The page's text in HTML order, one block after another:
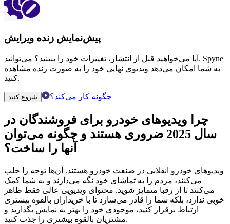
پیش‌نمایش زنده ویرایش
آیا می‌خواهید قبل از انتشار، تغییرات خود را ببینید؟ می‌توانید. Spyne
به شما امکان می‌دهد ویدیوی نهایی خود را به صورت زنده مشاهده
کنید.
شروع کنید چگونه کار می‌کند؟
چرا ویدیوهای خودرو برای فروشندگان در
سال 2025 ضروری هستند و چگونه می‌توان
آنها را ساخت؟
ویدیوهای خودرو انقلابی در صنعت خودرو هستند. آن‌ها توجه را جلب
می‌کنند، مردم را به تماشای خود نگه می‌دارند و به شما کمک
می‌کنند تا از رقبا متمایز شوید. محتوای ویدیویی عالی فقط ظاهر
خوبی ندارد، بلکه شما را قادر می‌سازد تا با خریداران بالقوه بیشتری
ارتباط برقرار کنید، موجودی خود را بهتر به نمایش بگذارید و
مشتریان بالقوه بیشتری را جذب کنید.